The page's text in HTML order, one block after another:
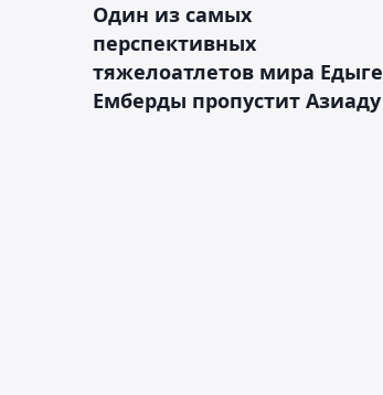
Один из самых
перспективных
тяжелоатлетов мира Едыге
Емберды пропустит Азиаду